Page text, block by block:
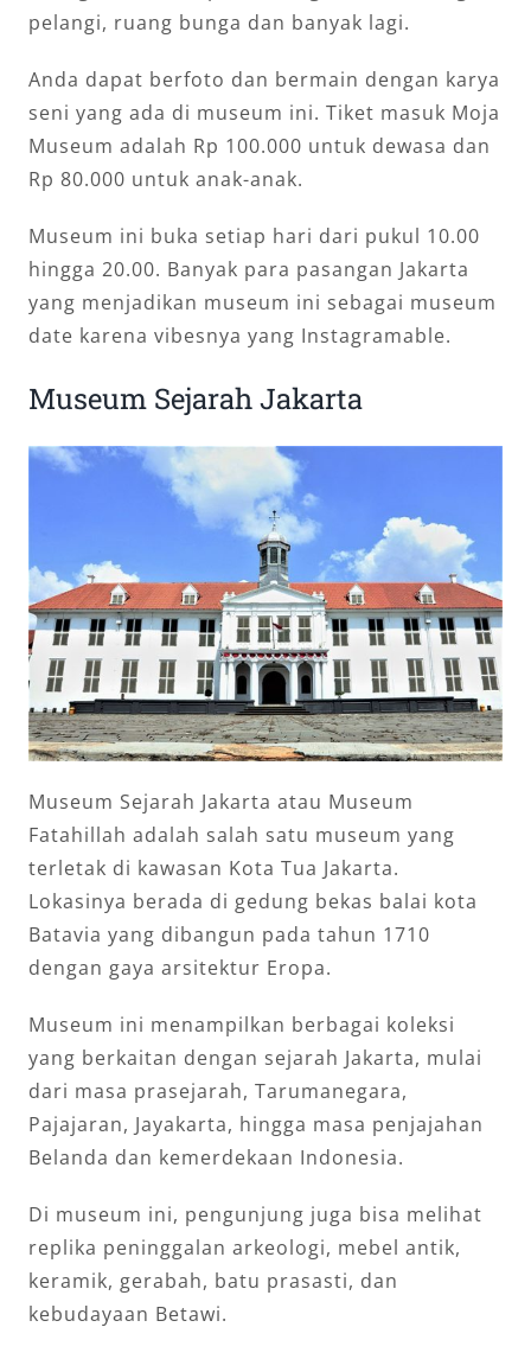
pelangi, ruang bunga dan banyak lagi.
Anda dapat berfoto dan bermain dengan karya
seni yang ada di museum ini. Tiket masuk Moja
Museum adalah Rp 100.000 untuk dewasa dan
Rp 80.000 untuk anak-anak.
Museum ini buka setiap hari dari pukul 10.00
hingga 20.00. Banyak para pasangan Jakarta
yang menjadikan museum ini sebagai museum
date karena vibesnya yang Instagramable.
Museum Sejarah Jakarta
Museum Sejarah Jakarta atau Museum
Fatahillah adalah salah satu museum yang
terletak di kawasan Kota Tua Jakarta.
Lokasinya berada di gedung bekas balai kota
Batavia yang dibangun pada tahun 1710
dengan gaya arsitektur Eropa.
Museum ini menampilkan berbagai koleksi
yang berkaitan dengan sejarah Jakarta, mulai
dari masa prasejarah, Tarumanegara,
Pajajaran, Jayakarta, hingga masa penjajahan
Belanda dan kemerdekaan Indonesia.
Di museum ini, pengunjung juga bisa melihat
replika peninggalan arkeologi, mebel antik,
keramik, gerabah, batu prasasti, dan
kebudayaan Betawi.